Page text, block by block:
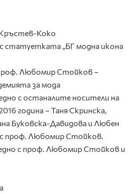
Коко
статуетката „БГ модна икона
Любомир Стойков –
за мода
с останалите носители на
година – Таня Скринска,
Буковска-Давидова и Любен
проф. Любомир Стойков.
с проф. Любомир Стойков и